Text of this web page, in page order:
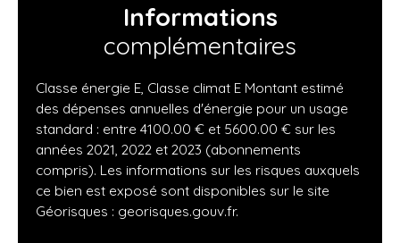
Informations
complémentaires
Classe énergie E, Classe climat E Montant estimé
des dépenses annuelles d'énergie pour un usage
standard : entre 4100.00 € et 5600.00 € sur les
années 2021, 2022 et 2023 (abonnements
compris). Les informations sur les risques auxquels
ce bien est exposé sont disponibles sur le site
Géorisques : georisques.gouv.fr.